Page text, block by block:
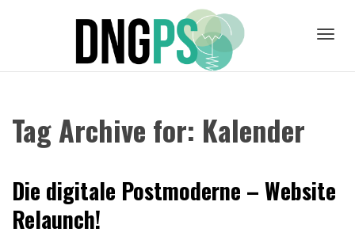
Tag Archive for: Kalender
Die digitale Postmoderne – Website
Relaunch!